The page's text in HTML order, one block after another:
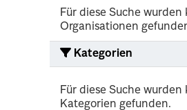
Für diese Suche wurden
Organisationen
Kategorien
Für diese Suche wurden
Kategorien gefunden.